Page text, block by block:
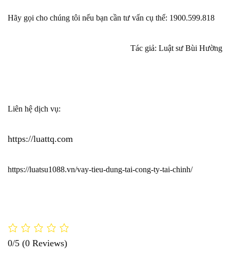
Hãy gọi cho chúng tôi nếu bạn cần tư vấn cụ thể: 1900.599.818
Tác giả: Luật sư Bùi Hường
Liên hệ dịch vụ:
https://luattq.com
https://luatsu1088.vn/vay-tieu-dung-tai-cong-ty-tai-chinh/
0/5 (0 Reviews)